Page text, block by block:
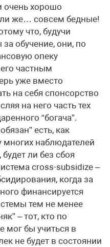
очень хорошо
же… совсем бедные!
что, будучи
обучение, они, по
опеку
частным
уже вместо
на себя спонсорство
на него часть тех
“богача”.
есть, как
многих наблюдателей
ли без сбоя
cross-subsidize –
когда за
финансируется
тем не менее
– тот, кто по
мог бы учиться в
не будет в состоянии